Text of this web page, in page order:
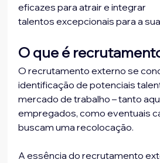
eficazes para atrair e integrar
talentos excepcionais para a
O que é
O recrutamento externo se
identificação de potenciais
mercado de trabalho – tanto
empregados, como eventuais
buscam uma recolocação.
A essência do recrutamento